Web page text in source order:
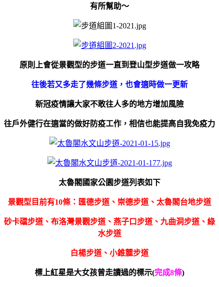
有所幫助～
原則上會從景觀型的步道一直到登山型步道做一攻略
往後若又多走了幾條步道，也會適時做一更新
新冠疫情讓大家不敢往人多的地方增加風險
往戶外健行在適當的做好防疫工作，相信也能提高自我免疫力
太魯閣國家公園步道列表如下
景觀型目前有10條： 匯德步道、崇德步道、太魯閣台地步道
砂卡礑步道、 布洛灣景觀步道、燕子口步道、九曲洞步道、綠
水步道
白楊步道、小錐麓步道
標上紅星是大女孩曾走讀過的標示(完成8條)